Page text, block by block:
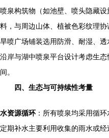
喷泉构筑物（如池壁、喷头隐藏
料，与周边山体、植被色彩纹理协
旱喷广场铺装选用防滑、耐湿、透
沿岸与湖中喷泉平台设计考虑生
间。
四、生态与可持续性考量
水资源循环：所有喷泉均采用循环
定期补水主要利用收集的雨水或经